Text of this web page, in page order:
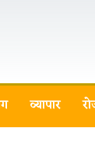
व्यापार